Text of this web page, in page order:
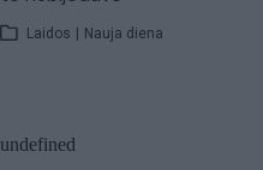
Laidos | Nauja diena